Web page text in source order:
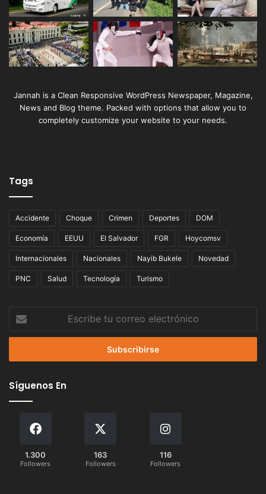
Jannah is a Clean Responsive WordPress Newspaper, Magazine,
News and Blog theme. Packed with options that allow you to
completely customize your website to your needs.
Tags
Accidente Choque Crimen Deportes DOM
Economía EEUU El Salvador FGR Hoycomsv
Internacionales Nacionales Nayib Bukele Novedad
PNC Salud Tecnología Turismo
correo
Síguenos En
1.300
Followers
163
Followers
116
Followers